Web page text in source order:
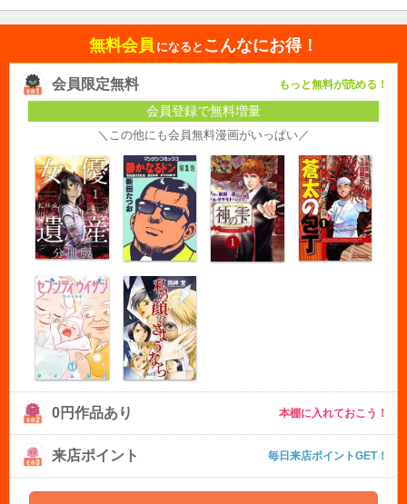
無料会員 になると こんなにお得！
会員限定無料 もっと無料が読める！
会員登録で無料増量
＼この他にも会員無料漫画がいっぱい／
0円作品あり 本棚に入れておこう！
来店ポイント 毎日来店ポイントGET！